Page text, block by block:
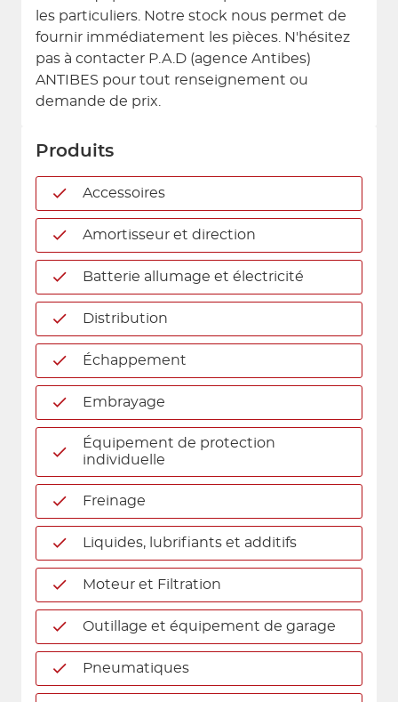
les particuliers. Notre stock nous permet de
fournir immédiatement les pièces. N'hésitez
pas à contacter P.A.D (agence Antibes)
ANTIBES pour tout renseignement ou
demande de prix.
Produits
Accessoires
Amortisseur et direction
Batterie allumage et électricité
Distribution
Échappement
Embrayage
Équipement de protection
individuelle
Freinage
Liquides, lubrifiants et additifs
Moteur et Filtration
Outillage et équipement de garage
Pneumatiques